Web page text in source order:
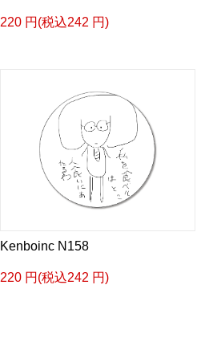
220 円(税込242 円)
Kenboinc N158
220 円(税込242 円)